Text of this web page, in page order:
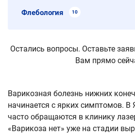
Варикозная болезнь нижних
начинается с ярких симптомов. В
часто обращаются в клинику
«Варикоза нет» уже на стадии
Флебология 10
Остались вопросы. Оставьте
Вам прямо